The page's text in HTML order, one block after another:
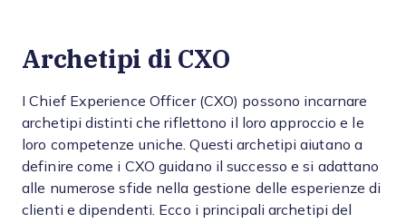
Archetipi di CXO
I Chief Experience Officer (CXO) possono incarnare
archetipi distinti che riflettono il loro approccio e le
loro competenze uniche. Questi archetipi aiutano a
definire come i CXO guidano il successo e si adattano
alle numerose sfide nella gestione delle esperienze di
clienti e dipendenti. Ecco i principali archetipi del